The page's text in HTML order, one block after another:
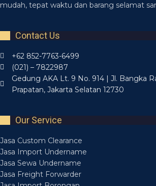
mudah, tepat waktu dan barang selamat
Contact Us
+62 852-7763-6499
(021) – 7822987
Gedung AKA Lt. 9 No. 914 | Jl. Bangka
Prapatan, Jakarta Selatan 12730
Our Service
Jasa Custom Clearance
Jasa Import Undername
Jasa Sewa Undername
Jasa Freight Forwarder